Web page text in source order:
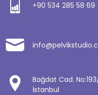
+90 534 285 58 69
Bağdat Cad.
İstanbul